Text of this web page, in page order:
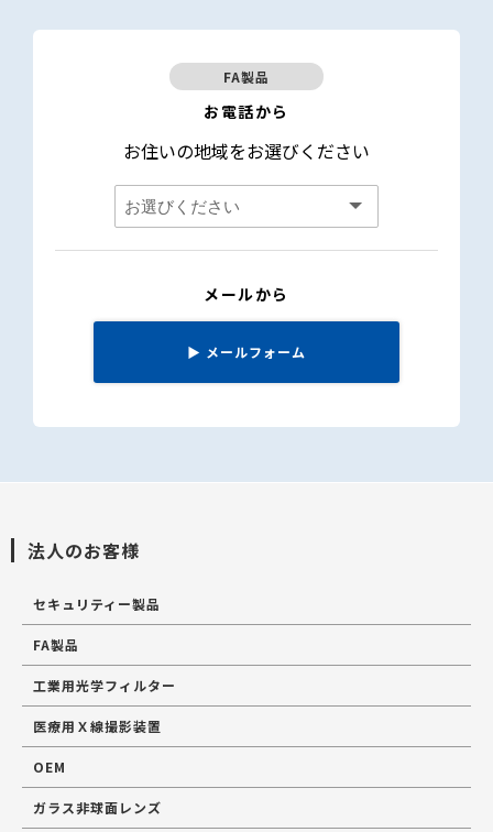
FA製品
お電話から
お住いの地域をお選びください
メールから
▶ メールフォーム
法人のお客様
セキュリティー製品
FA製品
工業用光学フィルター
医療用Ｘ線撮影装置
OEM
ガラス非球面レンズ